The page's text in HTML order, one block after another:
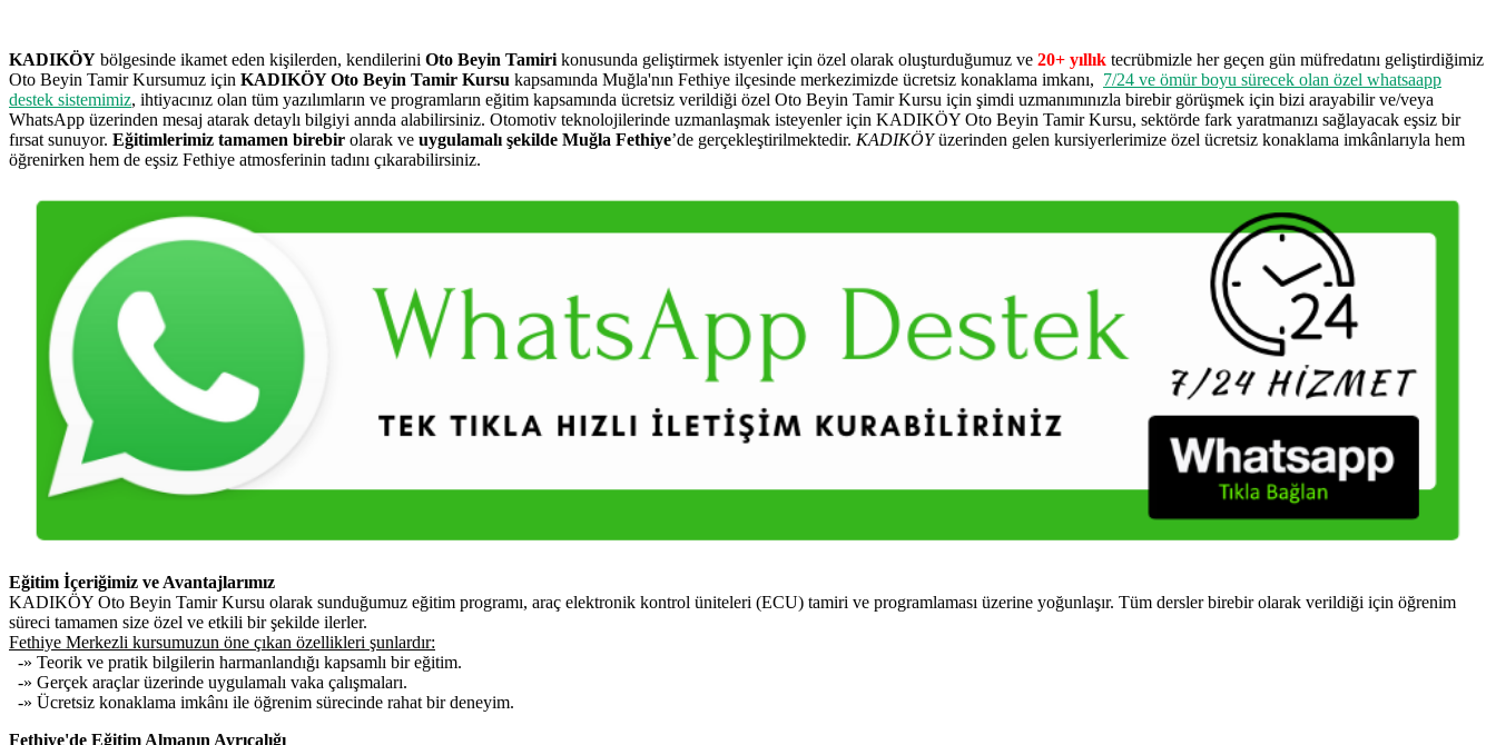
KADIKÖY bölgesinde ikamet eden kişilerden, kendilerini Oto Beyin Tamiri konusunda geliştirmek istyenler için özel olarak oluşturduğumuz ve 20+ yıllık tecrübmizle her geçen gün müfredatını geliştirdiğimiz
Oto Beyin Tamir Kursumuz için KADIKÖY Oto Beyin Tamir Kursu kapsamında Muğla'nın Fethiye ilçesinde merkezimizde ücretsiz konaklama imkanı, 7/24 ve ömür boyu sürecek olan özel whatsaapp
destek sistemimiz, ihtiyacınız olan tüm yazılımların ve programların eğitim kapsamında ücretsiz verildiği özel Oto Beyin Tamir Kursu için şimdi uzmanımınızla birebir görüşmek için bizi arayabilir ve/veya
WhatsApp üzerinden mesaj atarak detaylı bilgiyi annda alabilirsiniz. Otomotiv teknolojilerinde uzmanlaşmak isteyenler için KADIKÖY Oto Beyin Tamir Kursu, sektörde fark yaratmanızı sağlayacak eşsiz bir
fırsat sunuyor. Eğitimlerimiz tamamen birebir olarak ve uygulamalı şekilde Muğla Fethiye’de gerçekleştirilmektedir. KADIKÖYüzerinden gelen kursiyerlerimize özel ücretsiz konaklama imkânlarıyla hem
öğrenirken hem de eşsiz Fethiye atmosferinin tadını çıkarabilirsiniz.
Eğitim İçeriğimiz ve Avantajlarımız
KADIKÖY Oto Beyin Tamir Kursu olarak sunduğumuz eğitim programı, araç elektronik kontrol üniteleri (ECU) tamiri ve programlaması üzerine yoğunlaşır. Tüm dersler birebir olarak verildiği için öğrenim
süreci tamamen size özel ve etkili bir şekilde ilerler.
Fethiye Merkezli kursumuzun öne çıkan özellikleri şunlardır:
-» Teorik ve pratik bilgilerin harmanlandığı kapsamlı bir eğitim.
-» Gerçek araçlar üzerinde uygulamalı vaka çalışmaları.
-» Ücretsiz konaklama imkânı ile öğrenim sürecinde rahat bir deneyim.
Fethiye'de Eğitim Almanın Ayrıcalığı